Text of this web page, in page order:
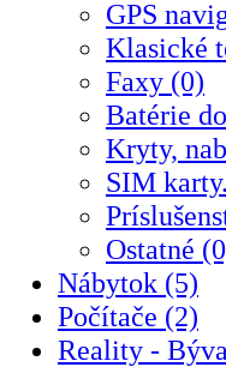
GPS
Klasické
Faxy (0)
Batérie
Kryty,
SIM
Ostatné
Nábytok (5)
Počítače (2)
Reality -